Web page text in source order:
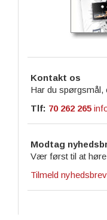
Kontakt os
Har du spørgsmål,
Tlf: 70 262 265
Modtag
Vær først til at
Tilmeld